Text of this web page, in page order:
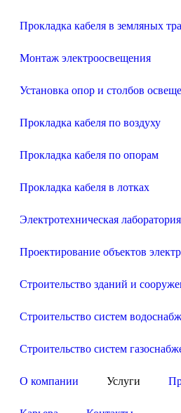
Прокладка кабеля в земляных
Монтаж электроосвещения
Установка опор и столбов
Прокладка кабеля по воздуху
Прокладка кабеля по опорам
Прокладка кабеля в лотках
Электротехническая
Проектирование объектов
Строительство зданий и
Строительство систем
Строительство систем
О компании Услуги